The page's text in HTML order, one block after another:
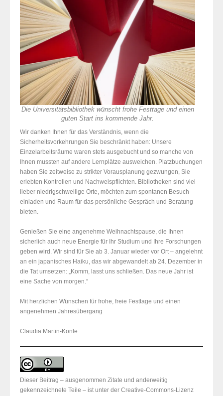
Die Universitätsbibliothek wünscht frohe Festtage und einen
guten Start ins kommende Jahr.
Wir danken Ihnen für das Verständnis, wenn die
Sicherheitsvorkehrungen Sie beschränkt haben: Unsere
Einzelarbeitsräume waren stets ausgebucht und so manche von
Ihnen mussten auf andere Lernplätze ausweichen. Platzbuchungen
haben Sie zeitweise zu strikter Vorausplanung gezwungen, Sie
erlebten Kontrollen und Nachweispflichten. Bibliotheken sind viel
lieber niedrigschwellige Orte, möchten zum spontanen Besuch
einladen und Raum für das persönliche Gespräch und Beratung
bieten.
Genießen Sie eine angenehme Weihnachtspause, die Ihnen
sicherlich auch neue Energie für Ihr Studium und Ihre Forschungen
geben wird. Wir sind für Sie ab 3. Januar wieder vor Ort – angelehnt
an ein japanisches Haiku, das wir abgewandelt ab 24. Dezember in
die Tat umsetzen: „Komm, lasst uns schließen. Das neue Jahr ist
eine Sache von morgen.“
Mit herzlichen Wünschen für frohe, freie Festtage und einen
angenehmen Jahresübergang
Claudia Martin-Konle
Dieser Beitrag – ausgenommen Zitate und anderweitig
gekennzeichnete Teile – ist unter der Creative-Commons-Lizenz